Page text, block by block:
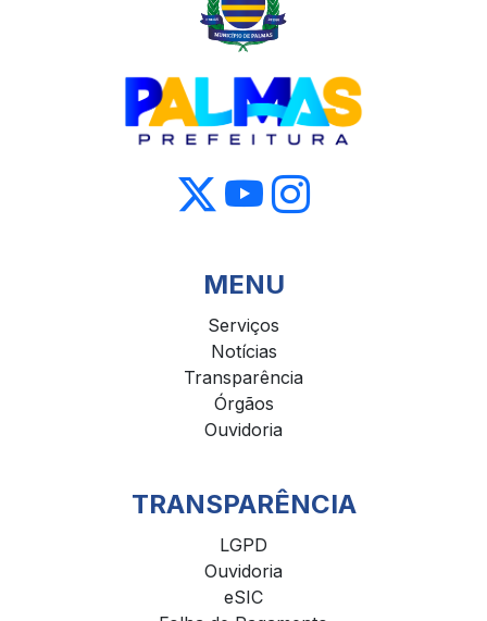
MENU
Serviços
Notícias
Transparência
Órgãos
Ouvidoria
TRANSPARÊNCIA
LGPD
Ouvidoria
eSIC